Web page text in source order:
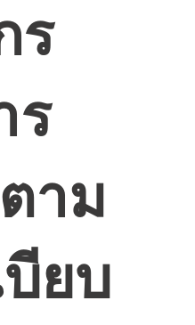
ร
ร
าม
ยบ